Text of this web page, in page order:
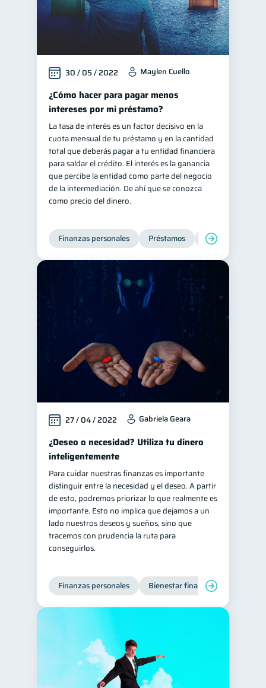
30 / 05 / 2022 Maylen Cuello
¿Cómo hacer para pagar menos
intereses por mi préstamo?
La tasa de interés es un factor decisivo en la
cuota mensual de tu préstamo y en la cantidad
total que deberás pagar a tu entidad financiera
para saldar el crédito. El interés es la ganancia
que percibe la entidad como parte del negocio
de la intermediación. De ahí que se conozca
como precio del dinero.
Finanzas personales Préstamos Productos
27 / 04 / 2022 Gabriela Geara
¿Deseo o necesidad? Utiliza tu dinero
inteligentemente
Para cuidar nuestras finanzas es importante
distinguir entre la necesidad y el deseo. A partir
de esto, podremos priorizar lo que realmente es
importante. Esto no implica que dejamos a un
lado nuestros deseos y sueños, sino que
tracemos con prudencia la ruta para
conseguirlos.
Finanzas personales Bienestar financiero